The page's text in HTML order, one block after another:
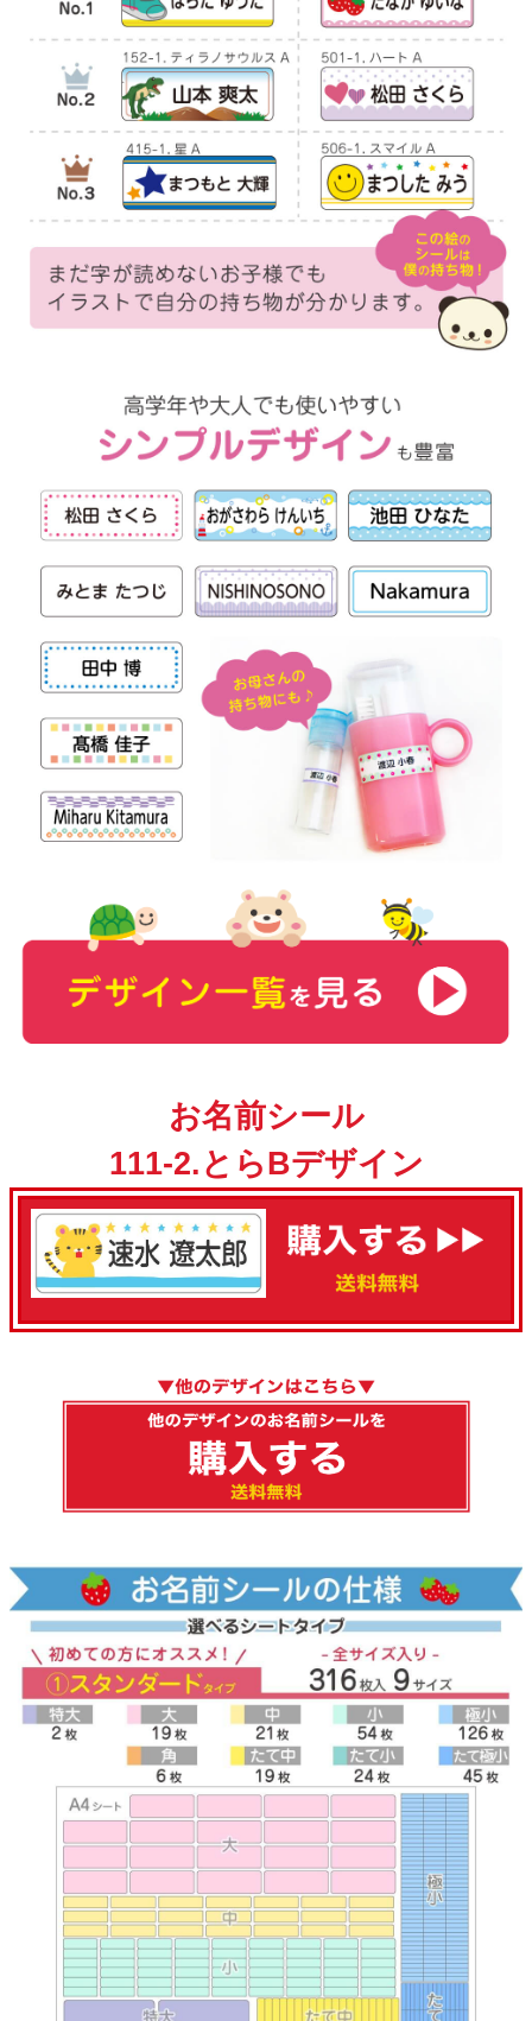
お名前シール
111-2.とらBデザイン